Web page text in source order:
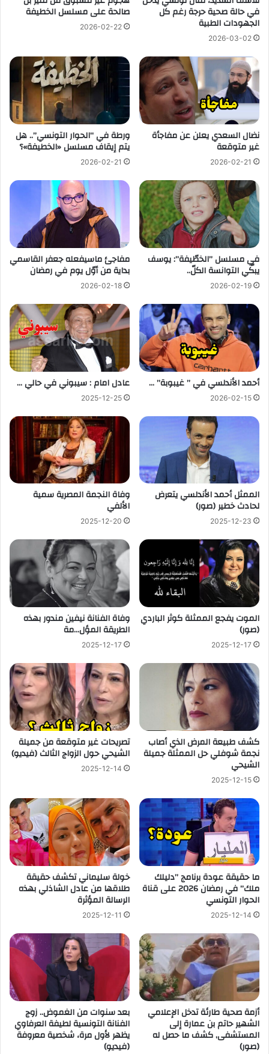
في حالة صحية حرجة رغم كل
الجهودات الطبية
2026-03-02
صالحة على مسلسل الخطيفة
2026-02-22
نضال السعدي يعلن عن مفاجأة
غير متوقعة
2026-02-21
ورطة في “الحوار التونسي”.. هل
يتم إيقاف مسلسل «الخطيفة»؟
2026-02-21
في مسلسل ”الخطّيفة”: يوسف
يبكّي التوانسة الكلّ..
2026-02-19
مفاجئ ماسيفعله جعفر القاسمي
بداية من أوّل يوم في رمضان
2026-02-18
أحمد الأندلسي في ” غيبوبة” …
2026-02-15
عادل امام : سيبوني في حالي …
2025-12-25
الممثل أحمد الأندلسي يتعرض
لحادث خطير (صور)
2025-12-23
وفاة النجمة المصرية سمية
الألفي
2025-12-20
الموت يفجع الممثلة كوثر الباردي
(صور)
2025-12-17
وفاة الفنانة نيفين مندور بهذه
الطريقة المؤل…مة
2025-12-17
كشف طبيعة المرض الذي أصاب
نجمة شوفلي حل الممثلة جميلة
الشيحي
2025-12-15
تصريحات غير متوقعة من جميلة
الشيحي حول الزواج الثالث (فيديو)
2025-12-14
ما حقيقة عودة برنامج ”دليلك
ملك” في رمضان 2026 على قناة
الحوار التونسي
2025-12-14
خولة سليماني تكشف حقيقة
طلاقها من عادل الشاذلي بهذه
الرسالة المؤثرة
2025-12-11
أزمة صحية طارئة تدخل الإعلامي
الشهير حاتم بن عمارة إلى
المستشفى, كشف ما حصل له
(صور)
بعد سنوات من الغموض.. زوج
الفنانة التونسية لطيفة العرفاوي
يظهر لأول مرة، شخصية معروفة
(فيديو)